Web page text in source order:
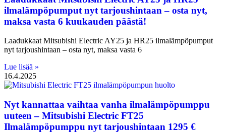
ilmalämpöpumput nyt tarjoushintaan – osta nyt,
maksa vasta 6 kuukauden päästä!
Laadukkaat Mitsubishi Electric AY25 ja HR25 ilmalämpöpumput
nyt tarjoushintaan – osta nyt, maksa vasta 6
Lue lisää »
16.4.2025
Nyt kannattaa vaihtaa vanha ilmalämpöpumppu
uuteen – Mitsubishi Electric FT25
Ilmalämpöpumppu nyt tarjoushintaan 1295 €